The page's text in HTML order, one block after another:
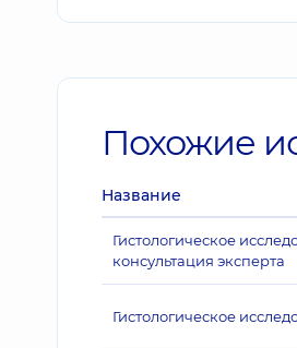
Похожие
Название
Гистологическое
консультация эксперта
Гистологическое